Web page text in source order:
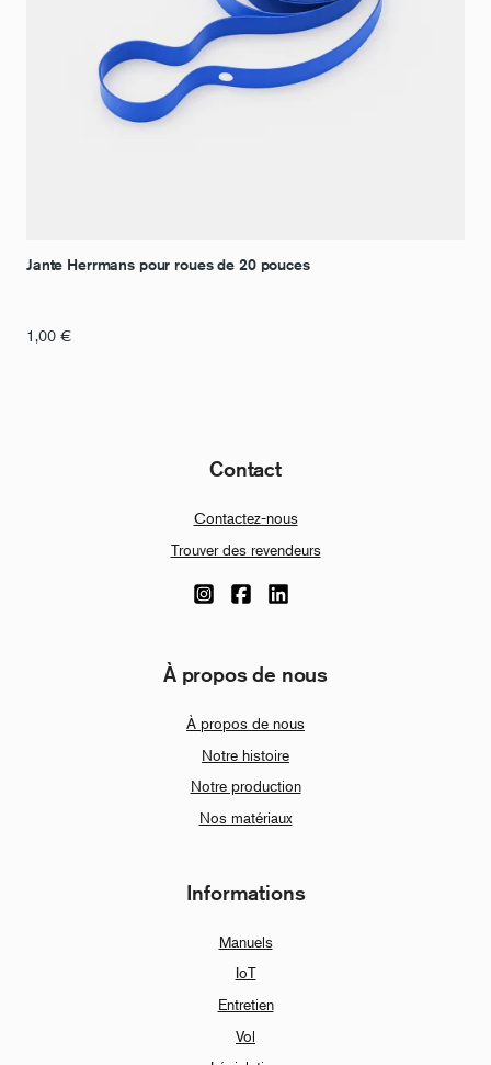
Jante Herrmans pour roues de 20 pouces
1,00 €
Contact
Contactez-nous
Trouver des revendeurs
À propos de nous
À propos de nous
Notre histoire
Notre production
Nos matériaux
Informations
Manuels
IoT
Entretien
Vol